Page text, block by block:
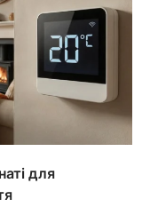
для